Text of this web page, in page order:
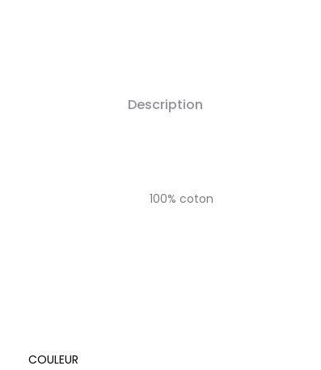
Description
100% coton
COULEUR